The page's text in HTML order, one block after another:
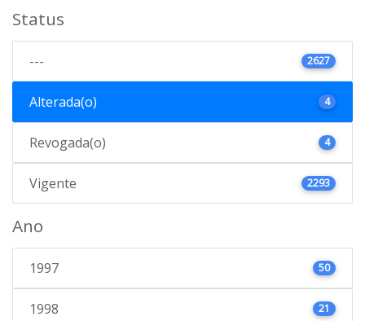
Status
--- 2627
Alterada(o) 4
Revogada(o) 4
Vigente 2293
Ano
1997 50
1998 21